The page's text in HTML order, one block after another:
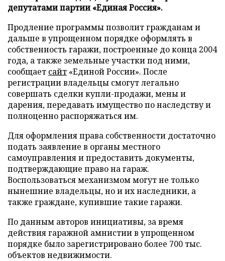
депутатами партии «Единая Россия».
Продление программы позволит гражданам и
дальше в упрощенном порядке оформлять в
собственность гаражи, построенные до конца 2004
года, а также земельные участки под ними,
сообщает сайт «Единой России». После
регистрации владельцы смогут легально
совершать сделки купли-продажи, мены и
дарения, передавать имущество по наследству и
полноценно распоряжаться им.
Для оформления права собственности достаточно
подать заявление в органы местного
самоуправления и предоставить документы,
подтверждающие право на гараж.
Воспользоваться механизмом могут не только
нынешние владельцы, но и их наследники, а
также граждане, купившие такие гаражи.
По данным авторов инициативы, за время
действия гаражной амнистии в упрощенном
порядке было зарегистрировано более 700 тыс.
объектов недвижимости.